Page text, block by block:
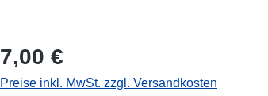
Regulärer Preis:
7,00 €
Preise inkl. MwSt. zzgl. Versandkosten